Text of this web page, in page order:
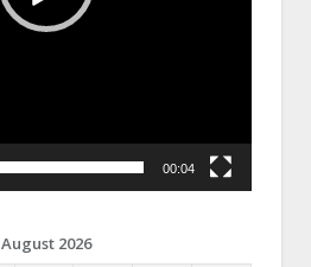
00:04
August 2026